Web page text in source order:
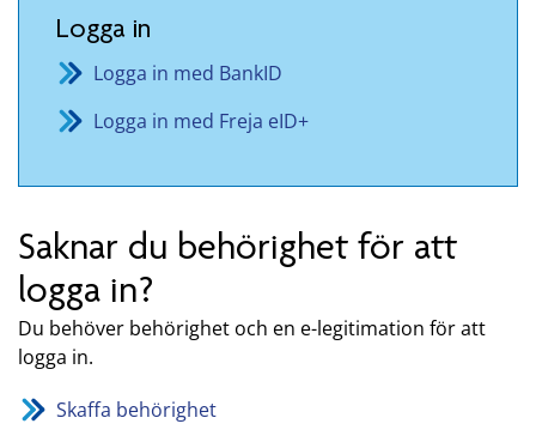
Logga in
Logga in med BankID
Logga in med Freja eID+
Saknar du behörighet för att
logga in?
Du behöver behörighet och en e-legitimation för att
logga in.
Skaffa behörighet